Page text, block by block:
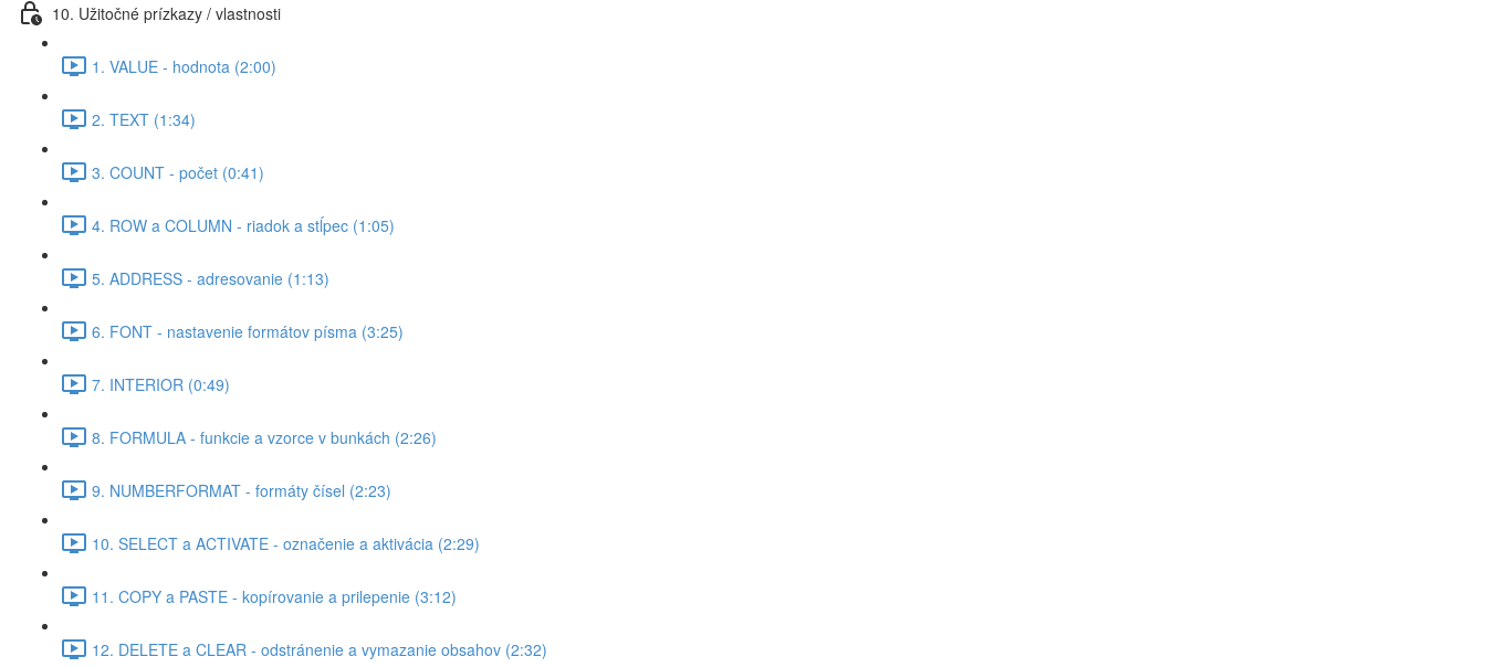
10. Užitočné prízkazy / vlastnosti
1. VALUE - hodnota (2:00)
2. TEXT (1:34)
3. COUNT - počet (0:41)
4. ROW a COLUMN - riadok a stĺpec (1:05)
5. ADDRESS - adresovanie (1:13)
6. FONT - nastavenie formátov písma (3:25)
7. INTERIOR (0:49)
8. FORMULA - funkcie a vzorce v bunkách (2:26)
9. NUMBERFORMAT - formáty čísel (2:23)
10. SELECT a ACTIVATE - označenie a aktivácia (2:29)
11. COPY a PASTE - kopírovanie a prilepenie (3:12)
12. DELETE a CLEAR - odstránenie a vymazanie obsahov (2:32)